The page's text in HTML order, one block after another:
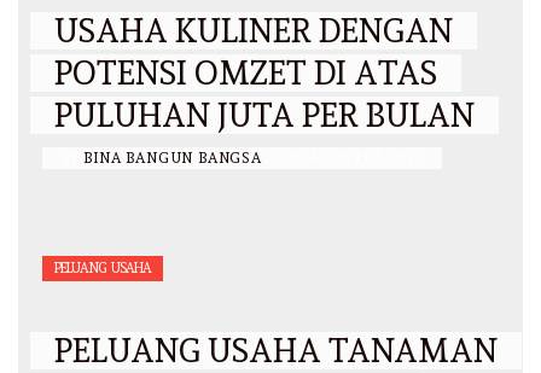
USAHA KULINER DENGAN
POTENSI OMZET DI ATAS
PULUHAN JUTA PER BULAN
BINA BANGUN BANGSA
PELUANG USAHA
PELUANG USAHA TANAMAN